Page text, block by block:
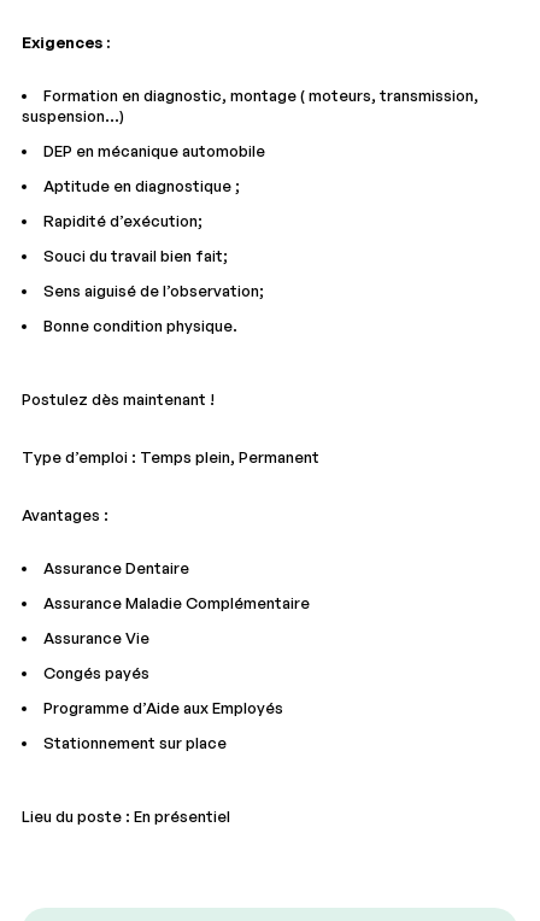
Exigences :
Formation en diagnostic, montage ( moteurs, transmission,
suspension…)
DEP en mécanique automobile
Aptitude en diagnostique ;
Rapidité d’exécution;
Souci du travail bien fait;
Sens aiguisé de l’observation;
Bonne condition physique.
Postulez dès maintenant !
Type d’emploi : Temps plein, Permanent
Avantages :
Assurance Dentaire
Assurance Maladie Complémentaire
Assurance Vie
Congés payés
Programme d’Aide aux Employés
Stationnement sur place
Lieu du poste : En présentiel